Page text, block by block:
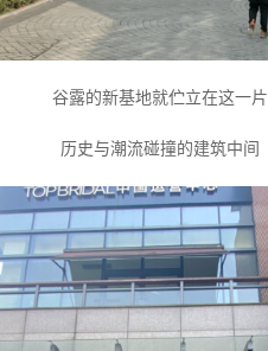
谷露的新基地就伫立在这一片
历史与潮流碰撞的建筑中间